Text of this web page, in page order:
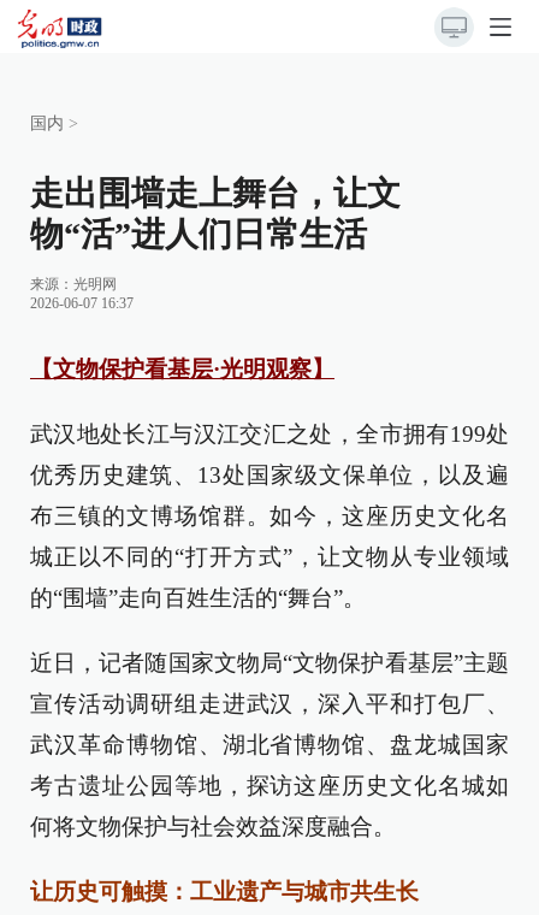
国内 >
走出围墙走上舞台，让文
物“活”进人们日常生活
来源： 光明网
2026-06-07 16:37
【文物保护看基层·光明观察】
武汉地处长江与汉江交汇之处，全市拥有199处
优秀历史建筑、13处国家级文保单位，以及遍
布三镇的文博场馆群。如今，这座历史文化名
城正以不同的“打开方式”，让文物从专业领域
的“围墙”走向百姓生活的“舞台”。
近日，记者随国家文物局“文物保护看基层”主题
宣传活动调研组走进武汉，深入平和打包厂、
武汉革命博物馆、湖北省博物馆、盘龙城国家
考古遗址公园等地，探访这座历史文化名城如
何将文物保护与社会效益深度融合。
让历史可触摸：工业遗产与城市共生长